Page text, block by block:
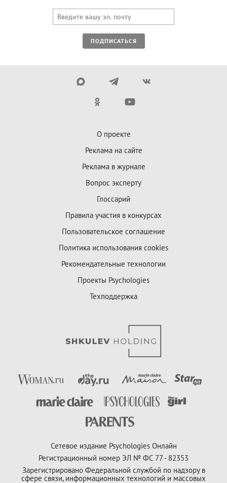
ПОДПИСАТЬСЯ
О проекте
Реклама на сайте
Реклама в журнале
Вопрос эксперту
Глоссарий
Правила участия в конкурсах
Пользовательское соглашение
Политика использования cookies
Рекомендательные технологии
Проекты Psychologies
Техподдержка
Сетевое издание Psychologies Онлайн
Регистрационный номер ЭЛ № ФС 77 - 82353
Зарегистрировано Федеральной службой по надзору в
сфере связи, информационных технологий и массовых